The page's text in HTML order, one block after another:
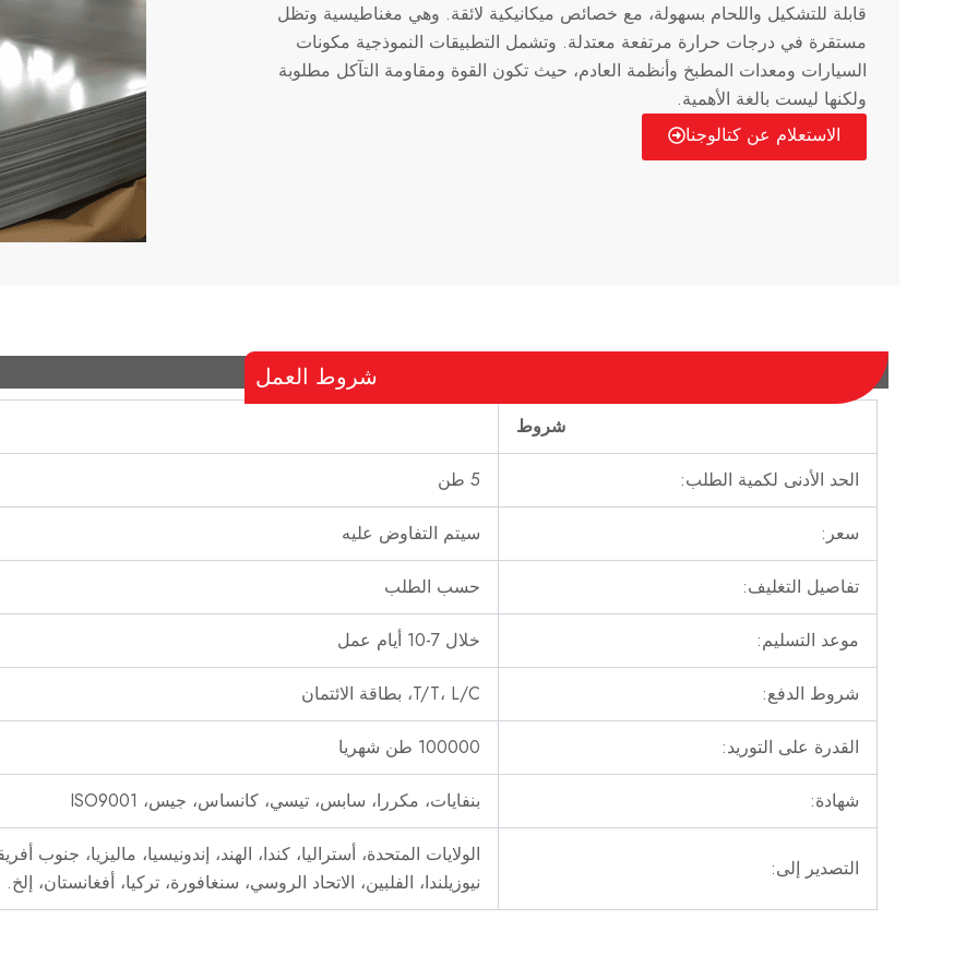
قابلة للتشكيل واللحام بسهولة، مع خصائص ميكانيكية لائقة. وهي مغناطيسية وتظل
مستقرة في درجات حرارة مرتفعة معتدلة. وتشمل التطبيقات النموذجية مكونات
السيارات ومعدات المطبخ وأنظمة العادم، حيث تكون القوة ومقاومة التآكل مطلوبة
ولكنها ليست بالغة الأهمية.
الاستعلام عن كتالوجنا
شروط العمل
شروط
الحد الأدنى لكمية الطلب: 5 طن
سعر: سيتم التفاوض عليه
تفاصيل التغليف: حسب الطلب
موعد التسليم: خلال 7-10 أيام عمل
شروط الدفع: T/T، L/C، بطاقة الائتمان
القدرة على التوريد: 100000 طن شهريا
شهادة: بنفايات، مكررا، سابس، تيسي، كانساس، جيس، ISO9001
التصدير إلى:
الولايات المتحدة، أستراليا، كندا، الهند، إندونيسيا، ماليزيا، جنوب
نيوزيلندا، الفلبين، الاتحاد الروسي، سنغافورة، تركيا، أفغانستان، إلخ.